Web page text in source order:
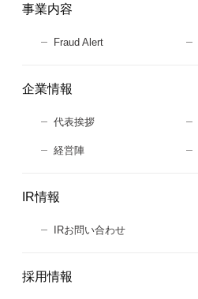
事業内容
Fraud Alert
企業情報
代表挨拶
経営陣
IR情報
IRお問い合わせ
採用情報